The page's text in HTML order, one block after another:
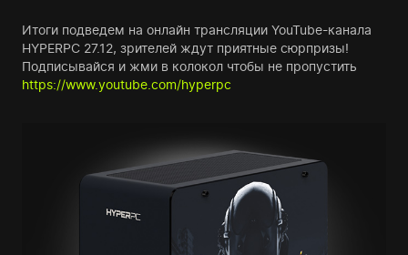
Итоги подведем на онлайн трансляции YouTube-канала
HYPERPC 27.12, зрителей ждут приятные сюрпризы!
Подписывайся и жми в колокол чтобы не пропустить
https://www.youtube.com/hyperpc